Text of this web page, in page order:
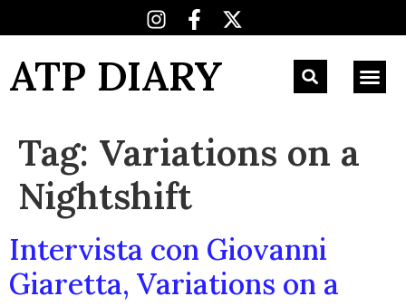
ATP DIARY
Tag: Variations on a
Nightshift
Intervista con Giovanni
Giaretta, Variations on a